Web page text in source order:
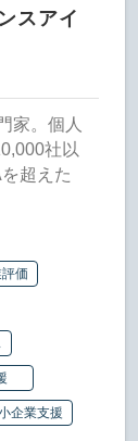
スアイ
家。個人
社以
超えた
価
企業支援